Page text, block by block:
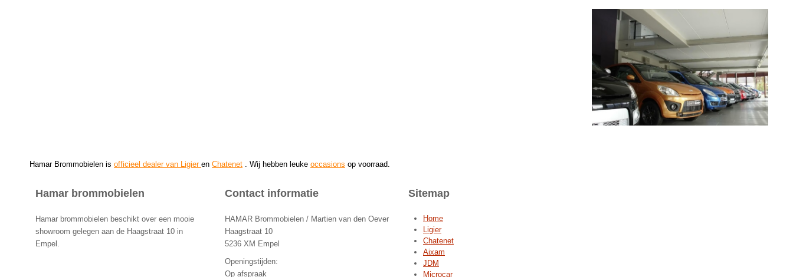
Hamar Brommobielen is officieel dealer van Ligier en Chatenet . Wij hebben leuke occasions op voorraad.
Hamar brommobielen
Hamar brommobielen beschikt over een mooie
showroom gelegen aan de Haagstraat 10 in
Empel.
Contact informatie
HAMAR Brommobielen / Martien van den Oever
Haagstraat 10
5236 XM Empel
Openingstijden:
Op afspraak
Sitemap
Home
Ligier
Chatenet
Aixam
JDM
Microcar